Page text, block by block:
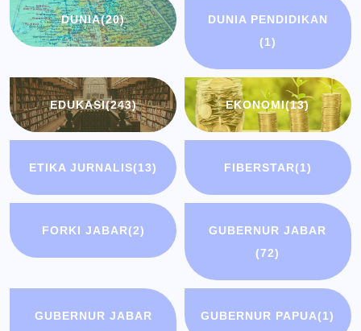
DUNIA(20)
DUNIA PENDIDIKAN
(1)
EDUKASI(243) EKONOMI(13)
ETIKA JURNALIS(13) FIBERSTAR(1)
FORKI JABAR(2)
GUBERNUR JABAR
(72)
GUBERNUR JABAR
GUBERNUR PAPUA(1)